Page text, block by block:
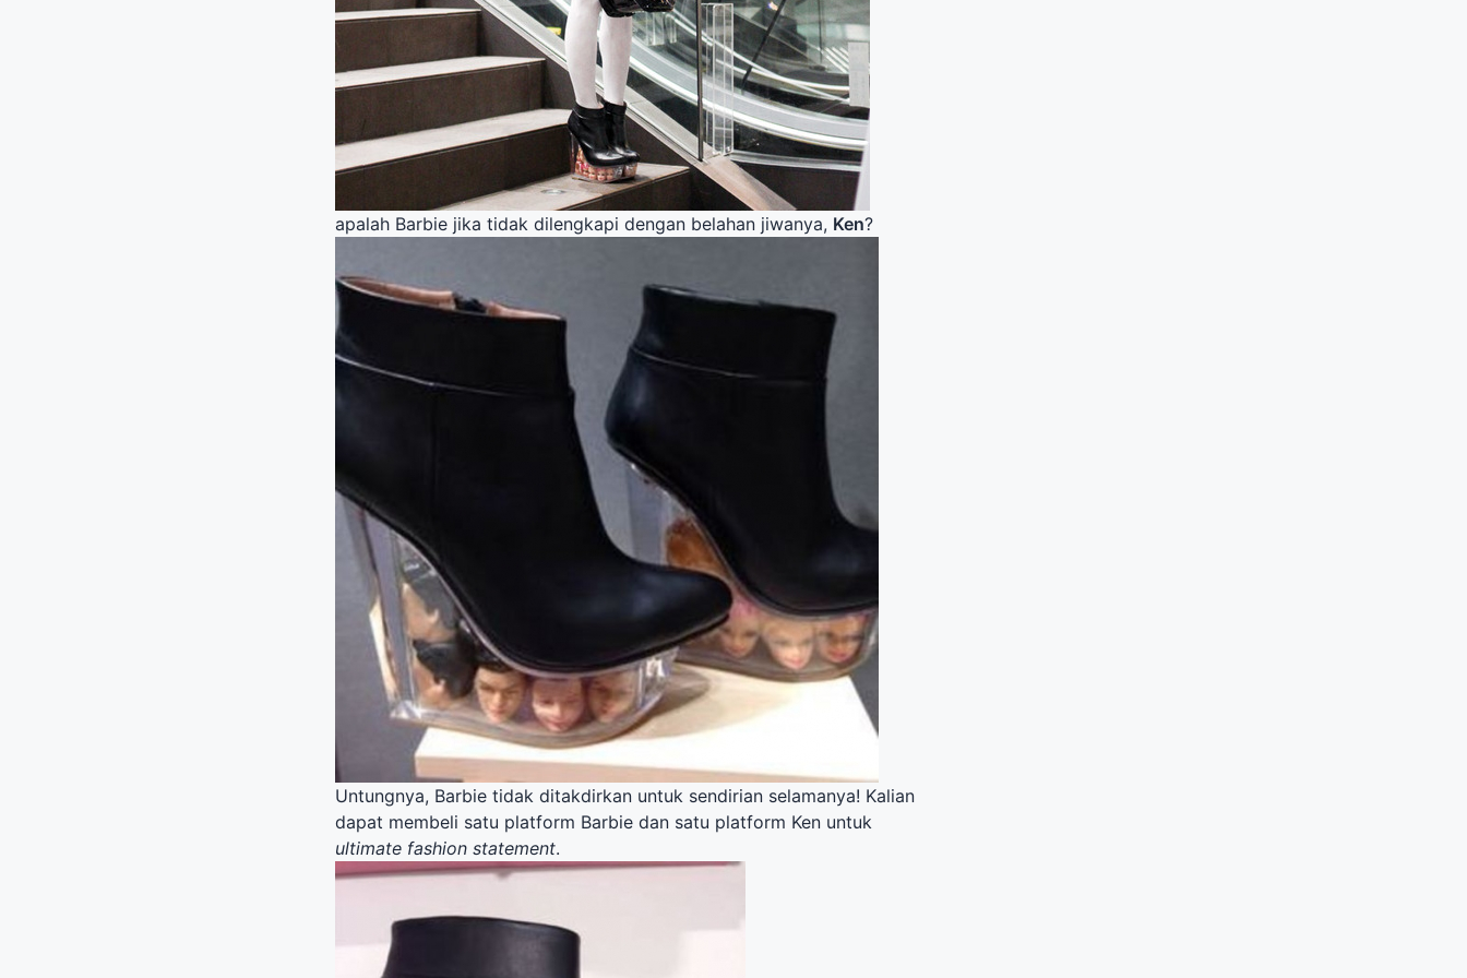
apalah Barbie jika tidak dilengkapi dengan belahan jiwanya, Ken?
Untungnya, Barbie tidak ditakdirkan untuk sendirian selamanya! Kalian
dapat membeli satu platform Barbie dan satu platform Ken untuk
ultimate fashion statement.